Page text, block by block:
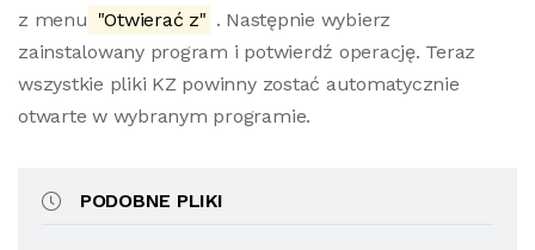
z menu "Otwierać z" . Następnie wybierz
zainstalowany program i potwierdź operację. Teraz
wszystkie pliki KZ powinny zostać automatycznie
otwarte w wybranym programie.
PODOBNE PLIKI